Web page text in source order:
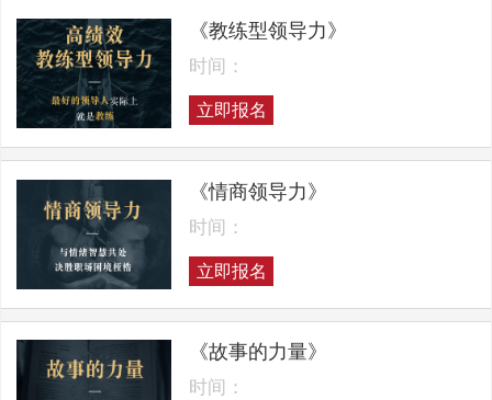
《教练型领导力》
时间：
立即报名
《情商领导力》
时间：
立即报名
《故事的力量》
时间：